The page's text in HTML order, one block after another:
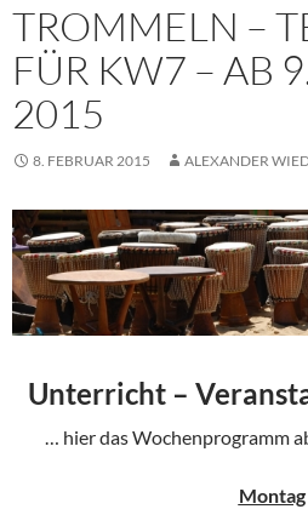
TROMMELN –
FÜR KW7 – AB
2015
8. FEBRUAR 2015 ALEXANDER
Unterricht –
… hier das Wochenprogramm
Montag